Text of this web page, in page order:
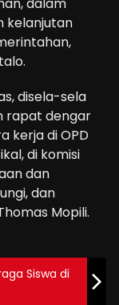
dalam
kelanjutan
disela-sela
rapat dengar
kerja di OPD
di komisi
dan
dan
Mopili.
Siswa di